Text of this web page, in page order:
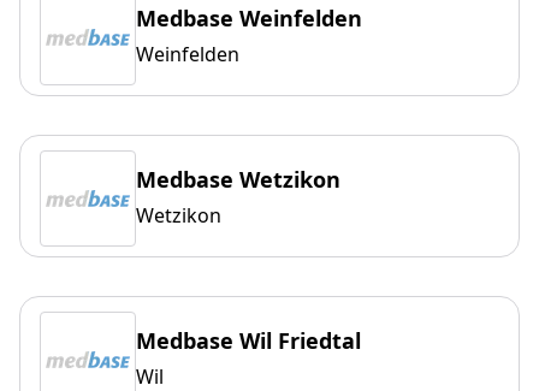
Medbase Weinfelden
Weinfelden
Medbase Wetzikon
Wetzikon
Medbase Wil Friedtal
Wil